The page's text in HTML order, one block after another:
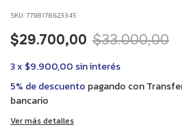
SKU:7798178623345
$29.700,00 $33.000,00
3x $9.900,00 sin interés
5% de descuento pagando con
bancario
Ver más detalles